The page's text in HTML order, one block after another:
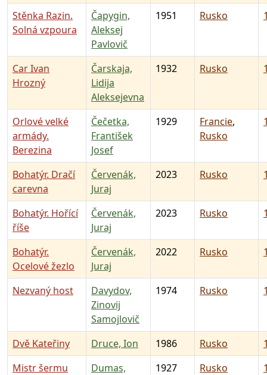
Stěnka Razin.
Solná vzpoura
Čapygin,
Aleksej
Pavlovič
1951 Rusko
Car Ivan
Hrozný
Čarskaja,
Lidija
Aleksejevna
1932 Rusko
Orlové velké
armády.
Berezina
Čečetka,
František
Josef
1929 Francie,
Rusko
Bohatýr. Dračí
carevna
Červenák,
Juraj
2023 Rusko
Bohatýr. Hořící
říše
Červenák,
Juraj
2023 Rusko
Bohatýr.
Ocelové žezlo
Červenák,
Juraj
2022 Rusko
Nezvaný host
Davydov,
Zinovij
Samojlovič
1974 Rusko
Dvě Kateřiny Druce, Ion 1986 Rusko
Mistr šermu
Dumas,
1927 Rusko